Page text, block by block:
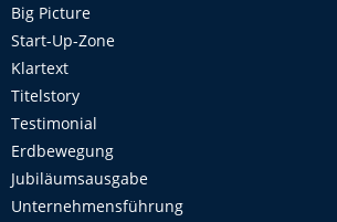
Big Picture
Start-Up-Zone
Klartext
Titelstory
Testimonial
Erdbewegung
Jubiläumsausgabe
Unternehmensführung